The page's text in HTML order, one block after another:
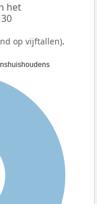
het
op vijftallen).